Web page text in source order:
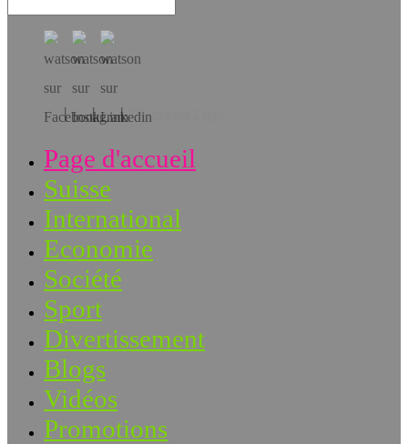
Téléchargez l’app!
Page d'accueil
Suisse
International
Economie
Société
Sport
Divertissement
Blogs
Vidéos
Promotions